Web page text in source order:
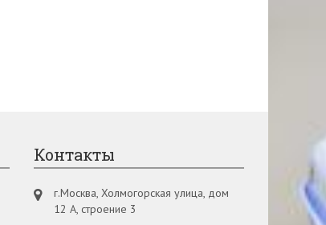
Контакты
г.Москва, Холмогорская улица, дом
12 А, строение 3